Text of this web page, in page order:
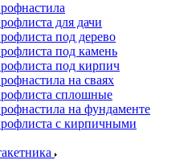
для дачи
под дерево
под камень
под кирпич
на сваях
сплошные
на фундаменте
с кирпичными